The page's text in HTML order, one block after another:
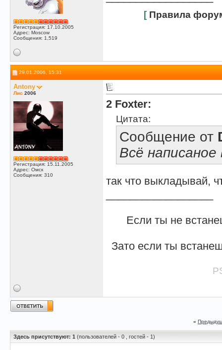
Регистрация: 17.10.2005
Адрес: Moscow
Сообщения: 1,519
[ Правила
29.01.2006, 15:31
Antony
Лис 2006
Регистрация: 15.11.2005
Адрес: Омск
Сообщения: 310
2 Foxter:
Цитата:
Сообщение от
Всё
так что выкладывай,
Если ты не
Зато если ты
«
Здесь присутствуют: 1 (пользователей - 0 , гостей - 1)